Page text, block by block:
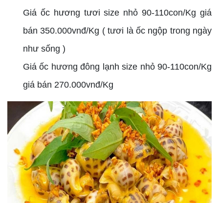
Giá ốc hương tươi size nhỏ 90-110con/Kg giá
bán 350.000vnđ/Kg ( tươi là ốc ngộp trong ngày
như sống )
Giá ốc hương đông lạnh size nhỏ 90-110con/Kg
giá bán 270.000vnđ/Kg